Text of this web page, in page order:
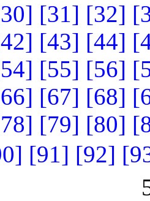
[31] [32]
[43] [44]
[55] [56]
[67] [68]
[79] [80]
[91] [92]